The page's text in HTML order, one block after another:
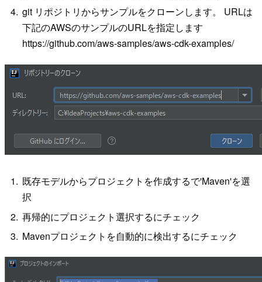
git リポジトリからサンプルをクローンします。 URLは
下記のAWSのサンプルのURLを指定します
https://github.com/aws-samples/aws-cdk-examples/
既存モデルからプロジェクトを作成するで'Maven'を選
択
再帰的にプロジェクト選択するにチェック
Mavenプロジェクトを自動的に検出するにチェック